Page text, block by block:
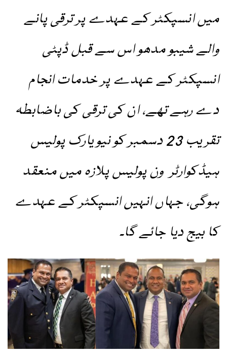
میں انسپکٹر کے عہدے پر ترقی پانے
والے شیبو مدھو اس سے قبل ڈپٹی
انسپکٹر کے عہدے پر خدمات انجام
دے رہے تھے، ان کی ترقی کی باضابطہ
تقریب 23 دسمبر کو نیویارک پولیس
ہیڈکوارٹر ون پولیس پلازہ میں منعقد
ہوگی، جہاں انہیں انسپکٹر کے عہدے
کا بیج دیا جائے گا۔